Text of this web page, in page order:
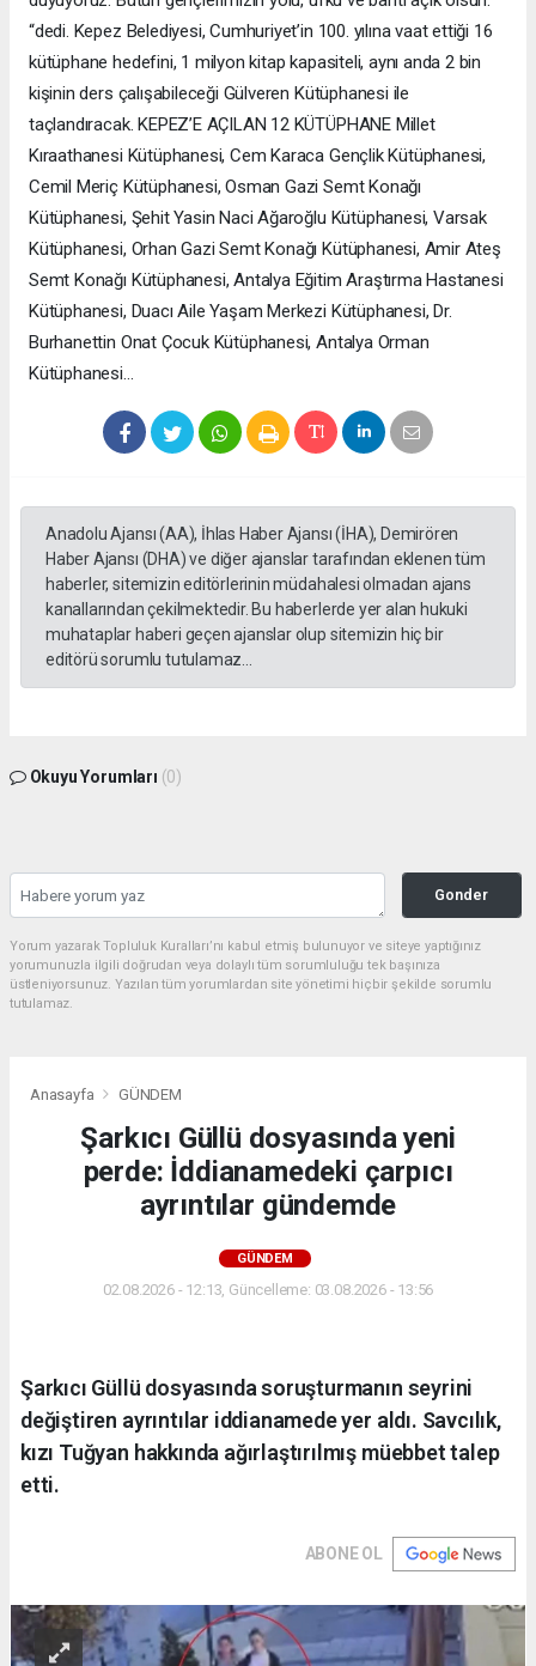
“dedi. Kepez Belediyesi, Cumhuriyet’in 100. yılına vaat ettiği 16
kütüphane hedefini, 1 milyon kitap kapasiteli, aynı anda 2 bin
kişinin ders çalışabileceği Gülveren Kütüphanesi ile
taçlandıracak. KEPEZ’E AÇILAN 12 KÜTÜPHANE Millet
Kıraathanesi Kütüphanesi, Cem Karaca Gençlik Kütüphanesi,
Cemil Meriç Kütüphanesi, Osman Gazi Semt Konağı
Kütüphanesi, Şehit Yasin Naci Ağaroğlu Kütüphanesi, Varsak
Kütüphanesi, Orhan Gazi Semt Konağı Kütüphanesi, Amir Ateş
Semt Konağı Kütüphanesi, Antalya Eğitim Araştırma Hastanesi
Kütüphanesi, Duacı Aile Yaşam Merkezi Kütüphanesi, Dr.
Burhanettin Onat Çocuk Kütüphanesi, Antalya Orman
Kütüphanesi…
Anadolu Ajansı (AA), İhlas Haber Ajansı (İHA), Demirören
Haber Ajansı (DHA) ve diğer ajanslar tarafından eklenen tüm
haberler, sitemizin editörlerinin müdahalesi olmadan ajans
kanallarından çekilmektedir. Bu haberlerde yer alan hukuki
muhataplar haberi geçen ajanslar olup sitemizin hiç bir
editörü sorumlu tutulamaz...
Okuyu Yorumları (0)
Gonder
Yorum yazarak Topluluk Kuralları’nı kabul etmiş bulunuyor ve siteye yaptığınız
yorumunuzla ilgili doğrudan veya dolaylı tüm sorumluluğu tek başınıza
üstleniyorsunuz. Yazılan tüm yorumlardan site yönetimi hiçbir şekilde sorumlu
tutulamaz.
Anasayfa GÜNDEM
Şarkıcı Güllü dosyasında yeni
perde: İddianamedeki çarpıcı
ayrıntılar gündemde
GÜNDEM
02.08.2026 - 12:13, Güncelleme: 03.08.2026 - 13:56
Şarkıcı Güllü dosyasında soruşturmanın seyrini
değiştiren ayrıntılar iddianamede yer aldı. Savcılık,
kızı Tuğyan hakkında ağırlaştırılmış müebbet talep
etti.
ABONE OL